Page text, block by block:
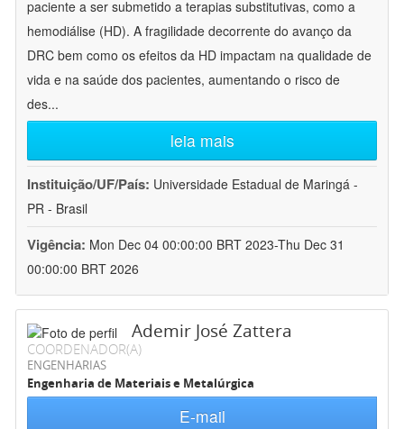
paciente a ser submetido a terapias substitutivas, como a
hemodiálise (HD). A fragilidade decorrente do avanço da
DRC bem como os efeitos da HD impactam na qualidade de
vida e na saúde dos pacientes, aumentando o risco de
des...
leia mais
Instituição/UF/País: Universidade Estadual de Maringá -
PR - Brasil
Vigência: Mon Dec 04 00:00:00 BRT 2023-Thu Dec 31
00:00:00 BRT 2026
Ademir José Zattera
COORDENADOR(A)
ENGENHARIAS
Engenharia de Materiais e Metalúrgica
E-mail